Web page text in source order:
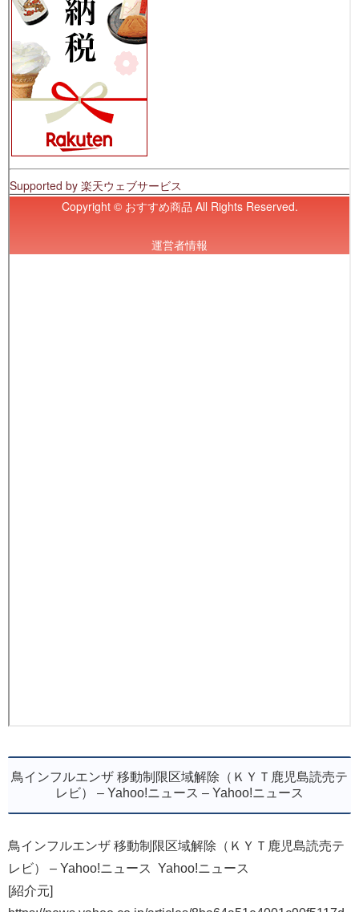
鳥インフルエンザ 移動制限区域解除（ＫＹＴ鹿児島読売テ
レビ） – Yahoo!ニュース – Yahoo!ニュース
鳥インフルエンザ 移動制限区域解除（ＫＹＴ鹿児島読売テ
レビ） – Yahoo!ニュース Yahoo!ニュース
[紹介元]